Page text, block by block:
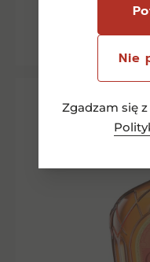
Nie
Zgadzam się z